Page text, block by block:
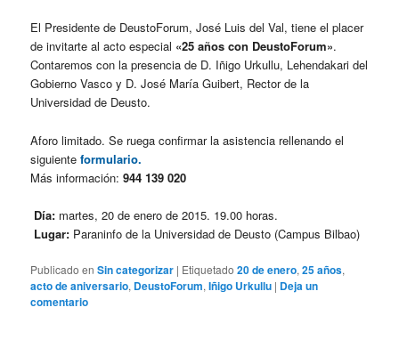
El Presidente de DeustoForum, José Luis del Val, tiene elplacer
de invitarte al acto especial «25 años con DeustoForum».
Contaremos con la presencia de D. Iñigo Urkullu, Lehendakari del
Gobierno Vasco y D. José María Guibert, Rector de la
Universidad de Deusto.
Aforo limitado. Se ruega confirmar la asistencia rellenando el
siguiente formulario.
Más información:944 139 020
Día: martes, 20 de enero de 2015. 19.00 horas.
Lugar: Paraninfo de la Universidad de Deusto (Campus Bilbao)
Publicado en Sin categorizar | Etiquetado 20 de enero,25 años,
acto de aniversario, DeustoForum,Iñigo Urkullu | Deja un
comentario